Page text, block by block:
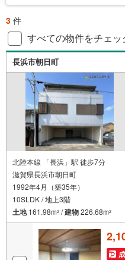
3 件
すべての物件をチェッ
長浜市朝日町
北陸本線 「長浜」駅 徒歩7分
滋賀県長浜市朝日町
1992年4月（築35年）
10SLDK / 地上3階
土地161.98m2 /建物226.68m2